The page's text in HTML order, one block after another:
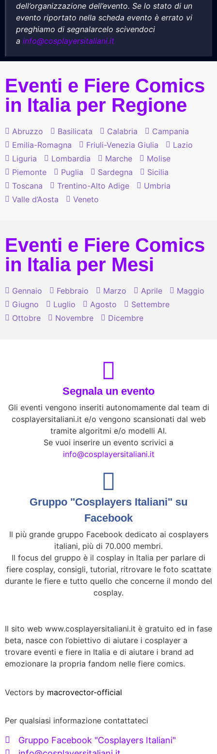
dell’organizzazione dell’evento. Se lo stato di un
evento riportato nella scheda evento è errato vi
preghiamo di segnalarcelo scivendoci
a info@cosplayersitaliani.it
Eventi e Fiere Comics
in Italia per Regione
Abruzzo Basilicata Calabria
Campania
Emilia-Romagna
Friuli-Venezia Giulia
Lazio
Liguria
Lombardia Marche
Molise
Piemonte
Puglia Sardegna
Sicilia
Toscana
Trentino-Alto Adige
Umbria
Valle d’Aosta
Veneto
Eventi e Fiere Comics
in Italia per Mesi
Gennaio Febbraio Marzo Aprile
Maggio
Giugno
Luglio Agosto
Settembre
Ottobre
Novembre Dicembre
Segnala un evento
Gli eventi vengono inseriti autonomamente dal team di
cosplayersitaliani.it e/o vengono scansionati dal web
tramite algoritmi e/o modelli AI.
Se vuoi inserire un evento scrivici a
info@cosplayersitaliani.it
Gruppo "Cosplayers Italiani" su
Facebook
Il più grande gruppo Facebook dedicato ai cosplayers
italiani, più di 70.000 membri.
Il focus del gruppo è il cosplay in Italia per parlare di
fiere cosplay, consigli, tutorial, ritrovare le foto scattate
durante le fiere e tutto quello che concerne il mondo del
cosplay.
Il sito web www.cosplayersitaliani.it è gratuito ed in fase
beta, nasce con l’obiettivo di aiutare i cosplayer a
trovare eventi e fiere in Italia e di aiutare i brand ad
emozionare la propria fandom nelle fiere comics.
Vectors by macrovector-official
Per qualsiasi informazione contattateci
Gruppo Facebook "Cosplayers Italiani"